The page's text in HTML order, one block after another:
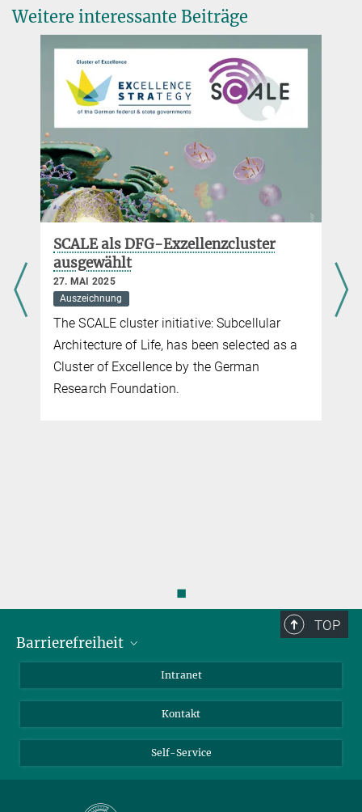
Weitere interessante Beiträge
SCALE als DFG-Exzellenzcluster
ausgewählt
27. MAI 2025
Auszeichnung
The SCALE cluster initiative: Subcellular
Architecture of Life, has been selected as a
Cluster of Excellence by the German
Research Foundation.
◼
TOP
Barrierefreiheit
Intranet
Kontakt
Self-Service